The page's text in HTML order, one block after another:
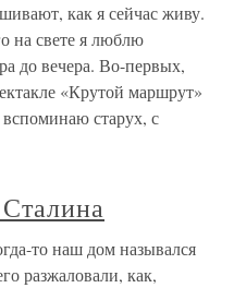
как я сейчас живу.
на свете я люблю
до вечера. Во-первых,
«Крутой маршрут»
старух, с
то наш дом назывался
разжаловали, как,